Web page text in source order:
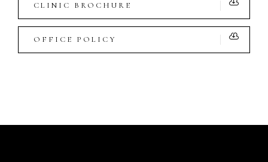
CLINIC BROCHURE
OFFICE POLICY